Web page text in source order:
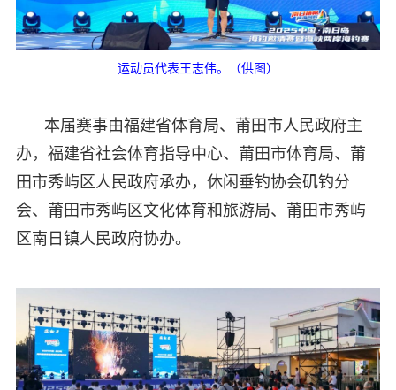
运动员代表王志伟。（供图）
本届赛事由福建省体育局、莆田市人民政府主
办，福建省社会体育指导中心、莆田市体育局、莆
田市秀屿区人民政府承办，休闲垂钓协会矶钓分
会、莆田市秀屿区文化体育和旅游局、莆田市秀屿
区南日镇人民政府协办。